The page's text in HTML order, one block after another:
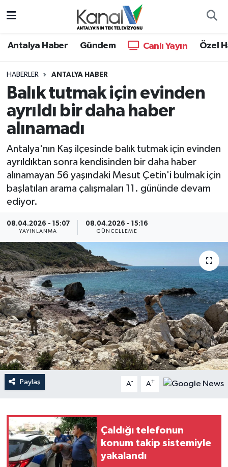
Antalya Haber Gündem Canlı Yayın Özel
HABERLER ANTALYA HABER
Balık tutmak için evinden
ayrıldı bir daha haber
alınamadı
Antalya'nın Kaş ilçesinde balık tutmak için evinden
ayrıldıktan sonra kendisinden bir daha haber
alınamayan 56 yaşındaki Mesut Çetin'i bulmak için
başlatılan arama çalışmaları 11. gününde devam
ediyor.
08.04.2026 - 15:07
YAYINLANMA
08.04.2026 - 15:16
GÜNCELLEME
Paylaş A- A+
Çaldığı telefonun
konum takip sistemiyle
yakalandı
Antalya Haber
Dünya
Eğitim
Gündem
Günün Manşetleri
Haber Kuşakları
Haberler
KANALV Spor
Kültür Sanat
Magazin
Öğle Bülteni
Sağlık
Sosyal medya
Spor
Hava Durumu
Trafik Durumu
Süper Lig Puan Durumu ve Fikstür
Son Dakika Haberleri
Haber Arşivi